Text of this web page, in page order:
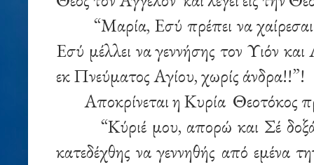
“Μαρία, Eσύ πρέπει να
Eσύ μέλλει να γεννήσης τον Υιόν
εκ Πνεύματος Αγίου, χωρίς άνδρα!!”!
Αποκρίνεται η Κυρία Θεοτόκος
“Κύριέ μου, απορώ και Σέ
κατεδέχθης να γεννηθής από εμένα